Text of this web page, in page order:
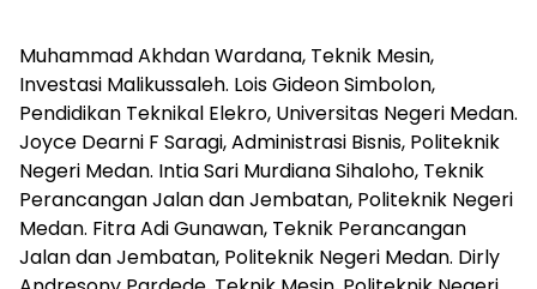
Muhammad Akhdan Wardana, Teknik Mesin,
Investasi Malikussaleh. Lois Gideon Simbolon,
Pendidikan Teknikal Elekro, Universitas Negeri Medan.
Joyce Dearni F Saragi, Administrasi Bisnis, Politeknik
Negeri Medan. Intia Sari Murdiana Sihaloho, Teknik
Perancangan Jalan dan Jembatan, Politeknik Negeri
Medan. Fitra Adi Gunawan, Teknik Perancangan
Jalan dan Jembatan, Politeknik Negeri Medan. Dirly